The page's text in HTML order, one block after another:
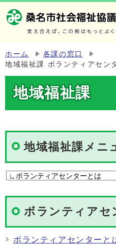
ホーム
各課の窓口
地域福祉課 ボランティアセン
地域福祉課
地域福祉課メニ
ボランティアセ
ボランティアセンターと